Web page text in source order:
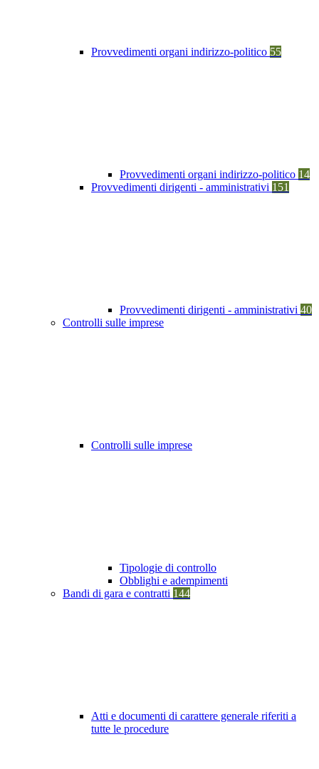
Provvedimenti organi indirizzo-politico 55
Provvedimenti organi indirizzo-politico 14
Provvedimenti dirigenti - amministrativi 151
Provvedimenti dirigenti - amministrativi 40
Controlli sulle imprese
Controlli sulle imprese
Tipologie di controllo
Obblighi e adempimenti
Bandi di gara e contratti 144
Atti e documenti di carattere generale riferiti a
tutte le procedure